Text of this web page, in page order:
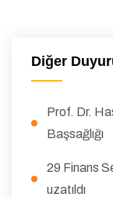
Diğer
Prof. Dr.
Başsağlığı
29 Finans
uzatıldı